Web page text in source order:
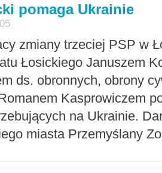
pomaga Ukrainie
zmiany trzeciej PSP w
Łosickiego Januszem
ds. obronnych, obrony
Kasprowiczem
na Ukrainie.
miasta Przemyślany